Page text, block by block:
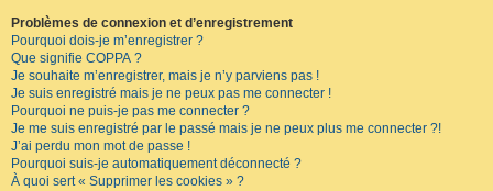
Problèmes de connexion et d’enregistrement
Pourquoi dois-je m’enregistrer ?
Que signifie COPPA ?
Je souhaite m’enregistrer, mais je n’y parviens pas !
Je suis enregistré mais je ne peux pas me connecter !
Pourquoi ne puis-je pas me connecter ?
Je me suis enregistré par le passé mais je ne peux plus me connecter ?!
J’ai perdu mon mot de passe !
Pourquoi suis-je automatiquement déconnecté ?
À quoi sert « Supprimer les cookies » ?